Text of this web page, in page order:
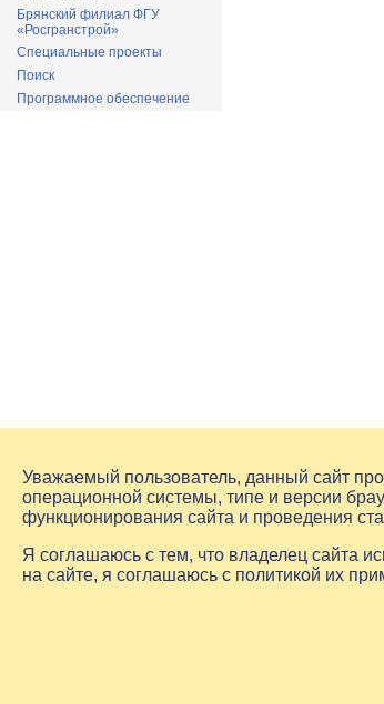
Брянский филиал ФГУ
«Росгранстрой»
Специальные проекты
Поиск
Программное обеспечение
Уважаемый пользователь, данный сайт
операционной системы, типе и версии
функционирования сайта и проведения
Я соглашаюсь с тем, что владелец сайта
на сайте, я соглашаюсь с политикой их